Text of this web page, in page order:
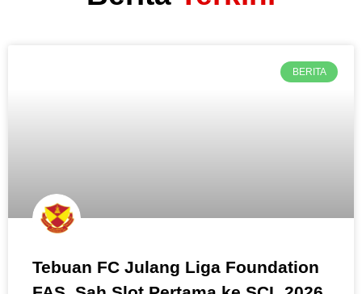
BERITA
Tebuan FC Julang Liga Foundation